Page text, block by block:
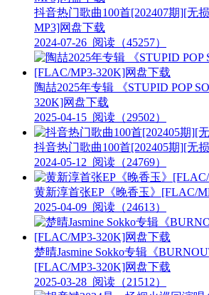
抖音热门歌曲100首[202407期][无
MP3]网盘下载
2024-07-26 阅读（45257）
陶喆2025年专辑 《STUPID POP
320K]网盘下载
2025-04-15 阅读（29502）
抖音热门歌曲100首[202405期][无
2024-05-12 阅读（24769）
黄新淳首张EP《晚香玉》[FLAC/
2025-04-09 阅读（24613）
楚晴Jasmine Sokko专辑《
[FLAC/MP3-320K]网盘下载
2025-03-28 阅读（21512）